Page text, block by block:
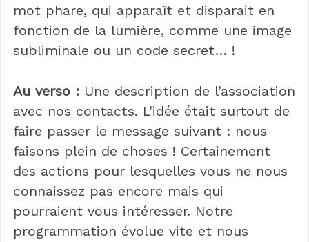
mot phare, qui apparaît et disparait en
fonction de la lumière, comme une image
subliminale ou un code secret… !
Au verso : Une description de l’association
avec nos contacts. L’idée était surtout de
faire passer le message suivant : nous
faisons plein de choses ! Certainement
des actions pour lesquelles vous ne nous
connaissez pas encore mais qui
pourraient vous intéresser. Notre
programmation évolue vite et nous